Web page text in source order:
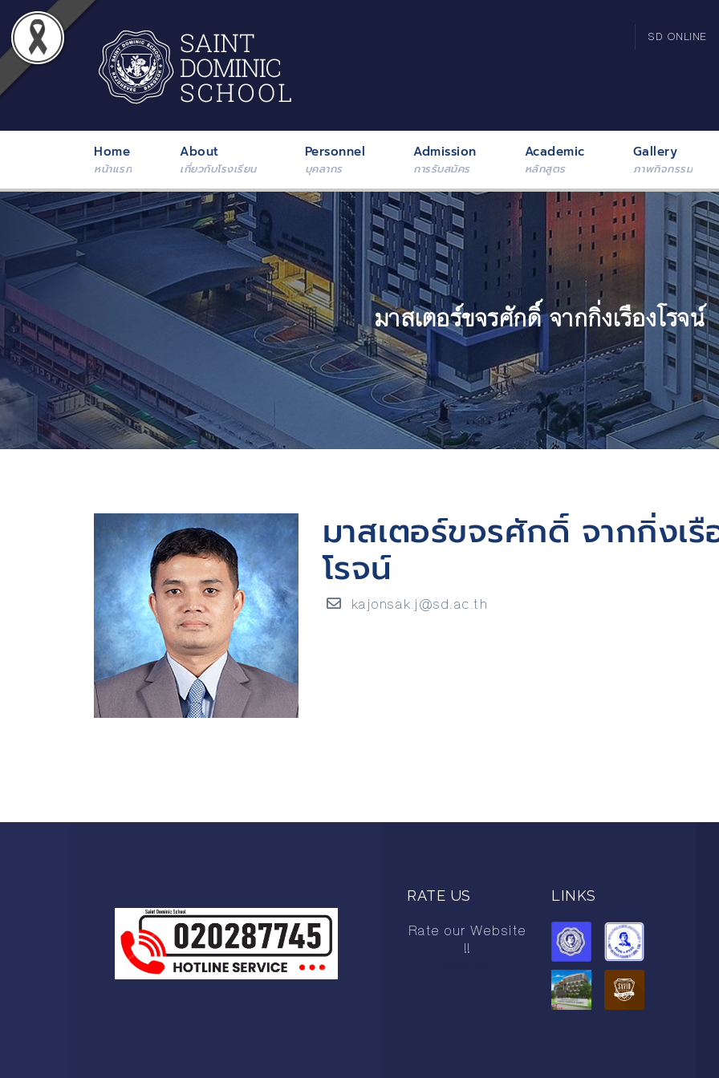
SD ONLINE
Home
หน้าแรก
About
เกี่ยวกับโรงเรียน
Personnel
บุคลากร
Admission
การรับสมัคร
Academic
หลักสูตร
Gallery
ภาพกิจกรรม
มาสเตอร์ขจรศักดิ์ จากกิ่งเรืองโรจน์
มาสเตอร์ขจรศักดิ์ จากกิ่งเ
โรจน์
kajonsak.j@sd.ac.th
RATE US
Rate our Website
!!
LINKS